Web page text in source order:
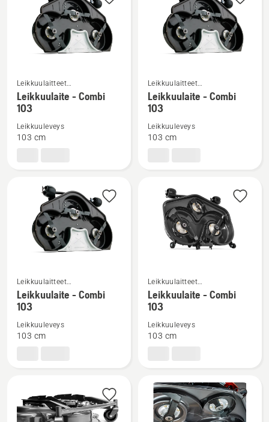
Katso
lisätietoja
tuotteesta
Leikkuulaite
Leikkuulaitteet
kuluttajakäyttöön
tarkoitetuille etuleikkureille
Leikkuulaite - Combi
103
Leikkuuleveys
103 cm
Katso
lisätietoja
tuotteesta
Leikkuulaite
Leikkuulaitteet
kuluttajakäyttöön
tarkoitetuille etuleikkureille
Leikkuulaite - Combi
103
Leikkuuleveys
103 cm
Katso
lisätietoja
tuotteesta
Leikkuulaite
Leikkuulaitteet
kuluttajakäyttöön
tarkoitetuille etuleikkureille
Leikkuulaite - Combi
103
Leikkuuleveys
103 cm
Katso
lisätietoja
tuotteesta
Leikkuulaite
Leikkuulaitteet
kuluttajakäyttöön
tarkoitetuille etuleikkureille
Leikkuulaite - Combi
103
Leikkuuleveys
103 cm